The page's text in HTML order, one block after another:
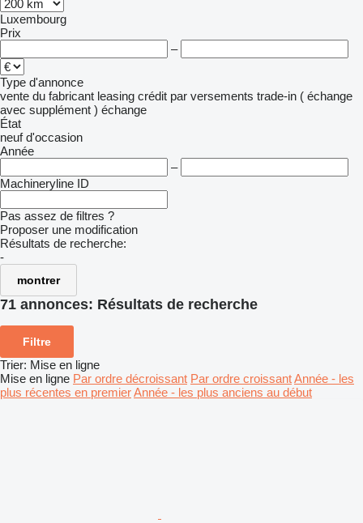
Luxembourg
Prix
–
Type d'annonce
vente du fabricant leasing crédit par versements trade-in ( échange
avec supplément ) échange
État
neuf d'occasion
Année
–
Machineryline ID
Pas assez de filtres ?
Proposer une modification
Résultats de recherche:
-
montrer
71 annonces: Résultats de recherche
Filtre
Trier: Mise en ligne
Mise en ligne Par ordre décroissant Par ordre croissantAnnée - les
plus récentes en premierAnnée - les plus anciens au début